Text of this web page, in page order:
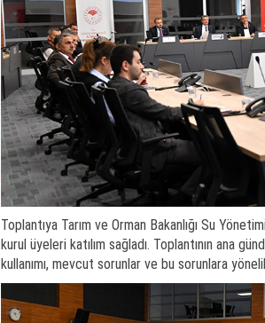
Toplantıya Tarım ve Orman Bakanlığı Su
kurul üyeleri katılım sağladı. Toplantının ana
kullanımı, mevcut sorunlar ve bu sorunlara